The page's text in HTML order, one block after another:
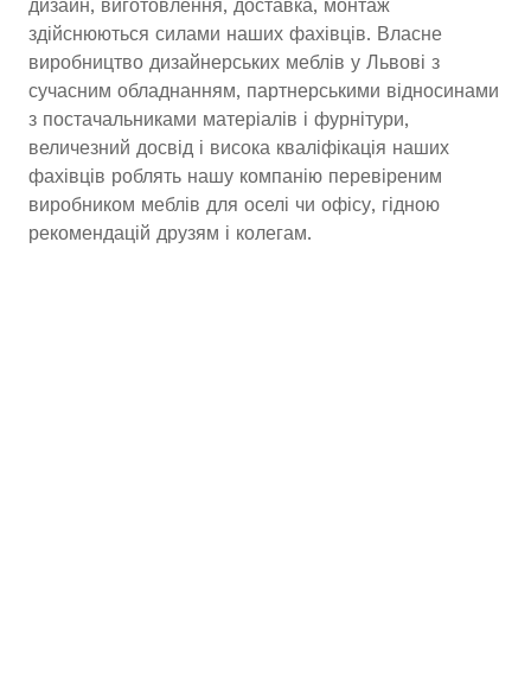
дизайн, виготовлення, доставка, монтаж
здійснюються силами наших фахівців. Власне
виробництво дизайнерських меблів у Львові з
сучасним обладнанням, партнерськими відносинами
з постачальниками матеріалів і фурнітури,
величезний досвід і висока кваліфікація наших
фахівців роблять нашу компанію перевіреним
виробником меблів для оселі чи офісу, гідною
рекомендацій друзям і колегам.